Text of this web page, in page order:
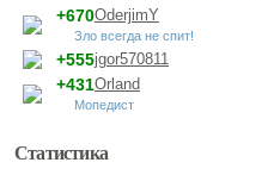
OderjimY
+670
Зло всегда не спит!
jgor570811
+555
Orland
+431
Мопедист
Статистика